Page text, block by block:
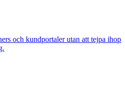
och kundportaler utan att tejpa ihop